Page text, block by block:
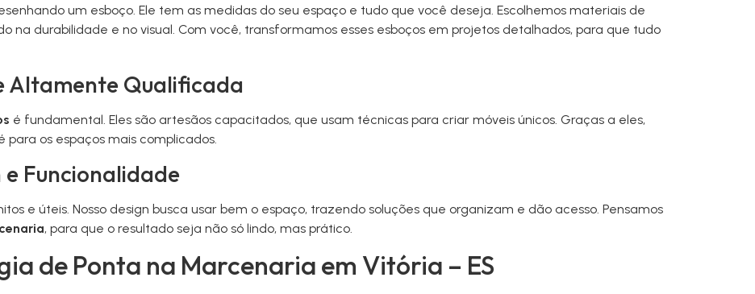
um esboço. Ele tem as medidas do seu espaço e tudo que você deseja. Escolhemos materiais de
na durabilidade e no visual. Com você, transformamos esses esboços em projetos detalhados, para que tudo
Altamente Qualificada
é fundamental. Eles são artesãos capacitados, que usam técnicas para criar móveis únicos. Graças a eles,
os espaços mais complicados.
Funcionalidade
e úteis. Nosso design busca usar bem o espaço, trazendo soluções que organizam e dão acesso. Pensamos
, para que o resultado seja não só lindo, mas prático.
de Ponta na Marcenaria em Vitória – ES